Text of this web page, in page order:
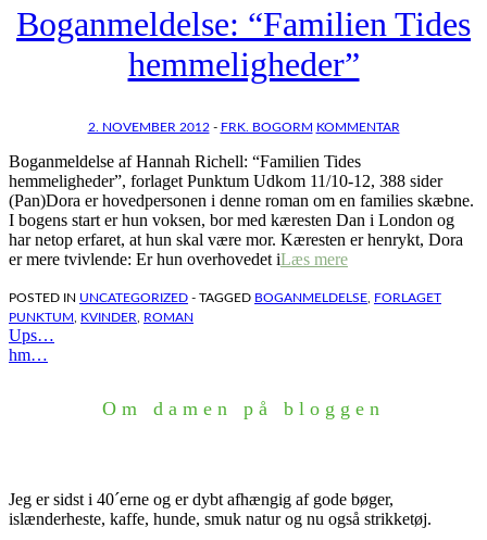
Boganmeldelse: “Familien Tides
hemmeligheder”
2. NOVEMBER 2012 - FRK. BOGORM KOMMENTAR
Boganmeldelse af Hannah Richell: “Familien Tides
hemmeligheder”, forlaget Punktum Udkom 11/10-12, 388 sider
(Pan)Dora er hovedpersonen i denne roman om en families skæbne.
I bogens start er hun voksen, bor med kæresten Dan i London og
har netop erfaret, at hun skal være mor. Kæresten er henrykt, Dora
er mere tvivlende: Er hun overhovedet iLæs mere
POSTED IN UNCATEGORIZED - TAGGED BOGANMELDELSE
FORLAGET
PUNKTUM
KVINDER ROMAN
Indlægsnavigation
Ups…
hm…
Om damen på bloggen
Jeg er sidst i 40´erne og er dybt afhængig af gode bøger,
islænderheste, kaffe, hunde, smuk natur og nu også strikketøj.